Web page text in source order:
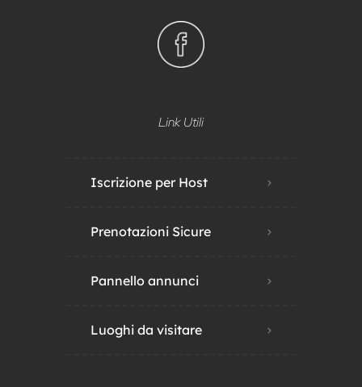
Link Utili
Iscrizione per Host
Prenotazioni Sicure
Pannello annunci
Luoghi da visitare